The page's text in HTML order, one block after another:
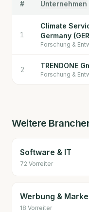
# Unternehmen
1
Climate
Germany
Forschung &
2 TRENDONE
Forschung &
Weitere
Software & IT
72 Vorreiter
Werbung &
18 Vorreiter